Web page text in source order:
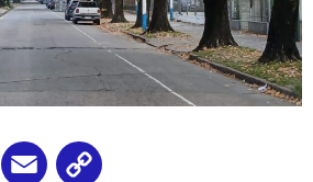
WhatsApp
Email